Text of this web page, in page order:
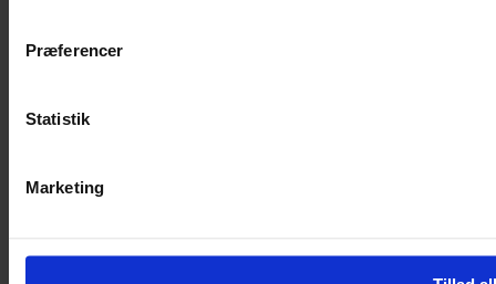
Præferencer
Statistik
Marketing
Om Yarn Every Wear